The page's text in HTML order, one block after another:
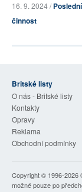
16. 9. 2024 /
činnost
Britské listy
O nás - Britské listy
Kontakty
Opravy
Reklama
Obchodní podmínky
Copyright © 1996-2026
možné pouze po